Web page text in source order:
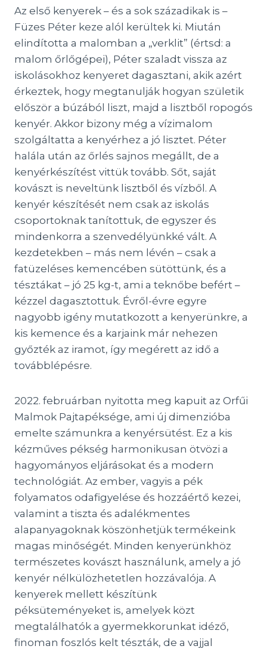
Az első kenyerek – és a sok századikak is –
Füzes Péter keze alól kerültek ki. Miután
elindította a malomban a „verklit” (értsd: a
malom őrlőgépei), Péter szaladt vissza az
iskolásokhoz kenyeret dagasztani, akik azért
érkeztek, hogy megtanulják hogyan születik
először a búzából liszt, majd a lisztből ropogós
kenyér. Akkor bizony még a vízimalom
szolgáltatta a kenyérhez a jó lisztet. Péter
halála után az őrlés sajnos megállt, de a
kenyérkészítést vittük tovább. Sőt, saját
kovászt is neveltünk lisztből és vízből. A
kenyér készítését nem csak az iskolás
csoportoknak tanítottuk, de egyszer és
mindenkorra a szenvedélyünkké vált. A
kezdetekben – más nem lévén – csak a
fatüzeléses kemencében sütöttünk, és a
tésztákat – jó 25 kg-t, ami a teknőbe befért –
kézzel dagasztottuk. Évről-évre egyre
nagyobb igény mutatkozott a kenyerünkre, a
kis kemence és a karjaink már nehezen
győzték az iramot, így megérett az idő a
továbblépésre.
2022. februárban nyitotta meg kapuit az Orfűi
Malmok Pajtapéksége, ami új dimenzióba
emelte számunkra a kenyérsütést. Ez a kis
kézműves pékség harmonikusan ötvözi a
hagyományos eljárásokat és a modern
technológiát. Az ember, vagyis a pék
folyamatos odafigyelése és hozzáértő kezei,
valamint a tiszta és adalékmentes
alapanyagoknak köszönhetjük termékeink
magas minőségét. Minden kenyerünkhöz
természetes kovászt használunk, amely a jó
kenyér nélkülözhetetlen hozzávalója. A
kenyerek mellett készítünk
péksüteményeket is, amelyek közt
megtalálhatók a gyermekkorunkat idéző,
finoman foszlós kelt tészták, de a vajjal